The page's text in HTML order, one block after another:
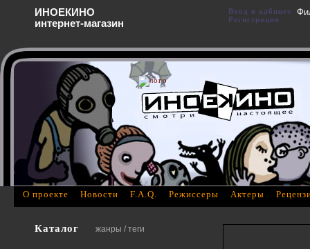
Каталог жанры / теги
О проекте Новости F.A.Q. Режиссеры Актеры
ИНОЕКИНО
интернет-магазин
Вход в кабинет
Регистрация